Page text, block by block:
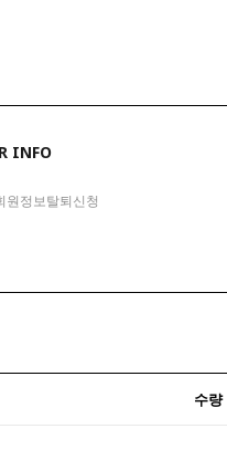
INFO
원정보탈퇴신청
수량